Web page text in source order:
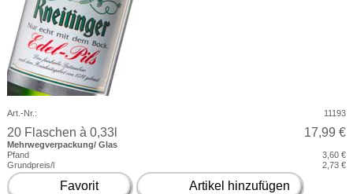
Art.-Nr.: 11193
20 Flaschen à 0,33l 17,99 €
Mehrwegverpackung/ Glas
Pfand
3,60 €
Grundpreis/l
2,73 €
Favorit Artikel hinzufügen